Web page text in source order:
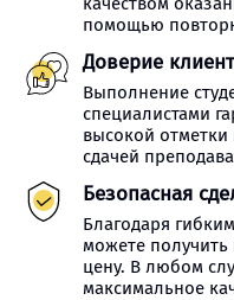
помощью
Доверие
Выполнение
специалистами
высокой отметки
сдачей
Безопасная
Благодаря
можете
цену. В любом
максимальное